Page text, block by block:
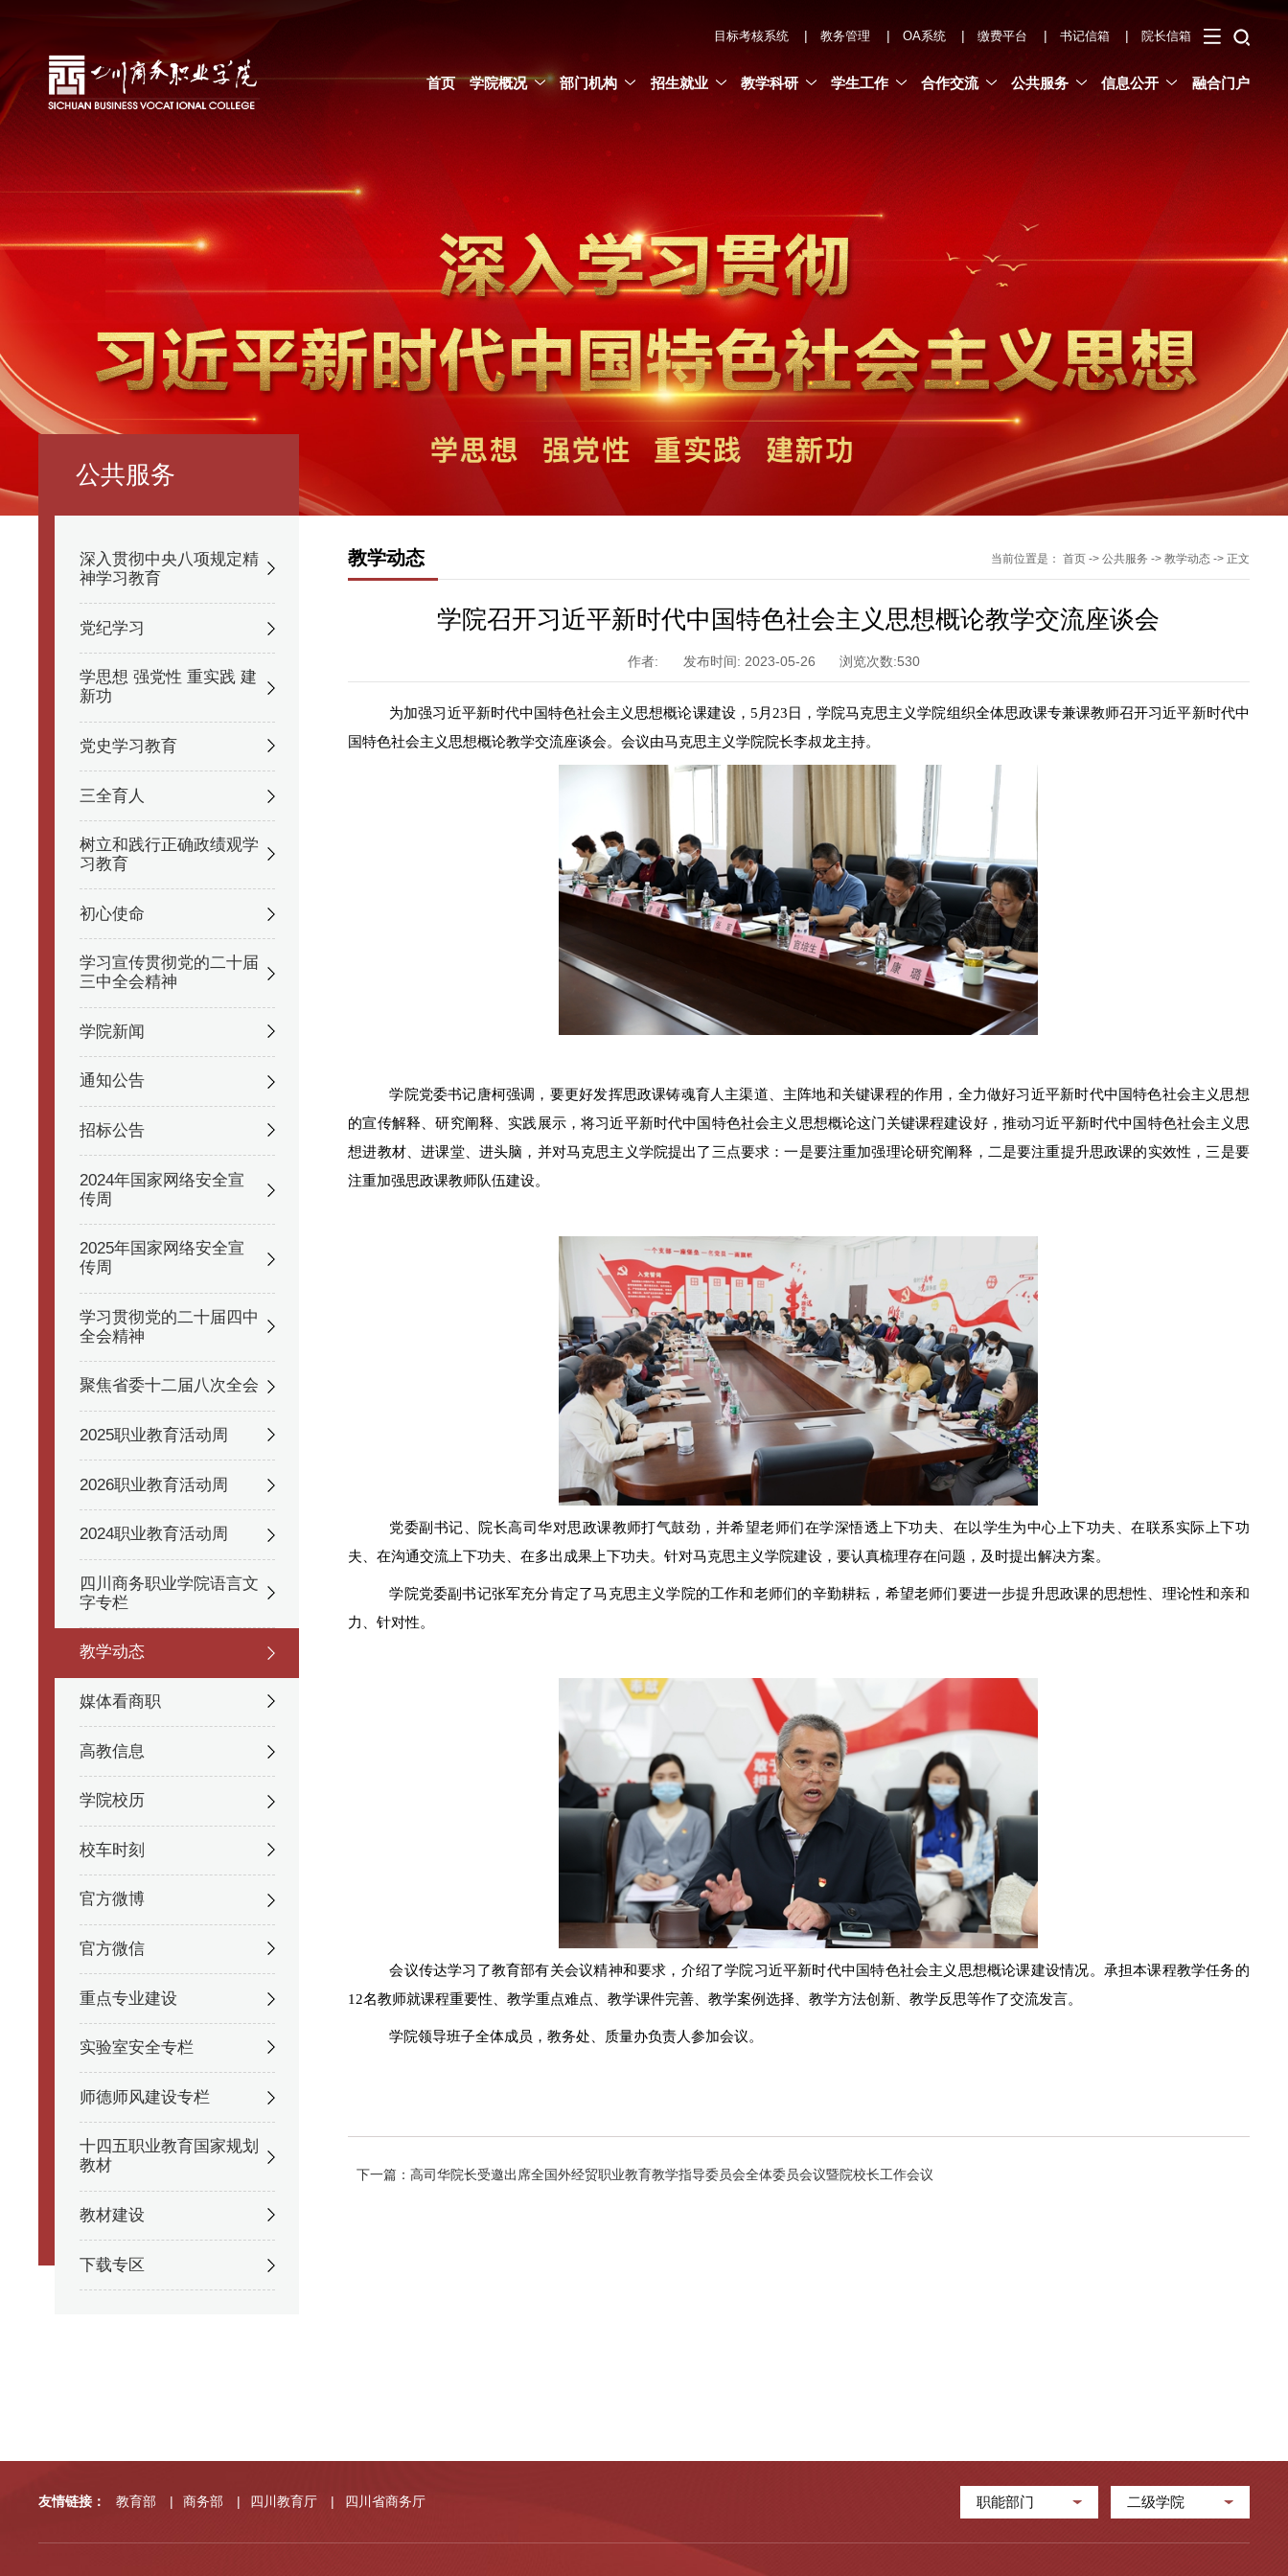
目标考核系统 | 教务管理 | OA系统 | 缴费平台 | 书记信箱 | 院长信箱
首页 学院概况 部门机构 招生就业 教学科研 学生工作 合作交流 公共服务 信息公开 融合门户
公共服务
深入贯彻中央八项规定精
神学习教育
党纪学习
学思想 强党性 重实践 建
新功
党史学习教育
三全育人
树立和践行正确政绩观学
习教育
初心使命
学习宣传贯彻党的二十届
三中全会精神
学院新闻
通知公告
招标公告
2024年国家网络安全宣
传周
2025年国家网络安全宣
传周
学习贯彻党的二十届四中
全会精神
聚焦省委十二届八次全会
2025职业教育活动周
2026职业教育活动周
2024职业教育活动周
四川商务职业学院语言文
字专栏
教学动态
媒体看商职
高教信息
学院校历
校车时刻
官方微博
官方微信
重点专业建设
实验室安全专栏
师德师风建设专栏
十四五职业教育国家规划
教材
教材建设
下载专区
教学动态 当前位置是： 首页-> 公共服务 -> 教学动态-> 正文
学院召开习近平新时代中国特色社会主义思想概论教学交流座谈会
作者: 发布时间: 2023-05-26 浏览次数:530
为加强习近平新时代中国特色社会主义思想概论课建设， 5月23日，学院马克思主义学院组织全体思政课专兼课教师召开习近平新时代中
国特色社会主义思想概论教学交流座谈会。会议由马克思主义学院院长李叔龙主持。
学院党委书记唐柯强调，要更好发挥思政课铸魂育人主渠道、主阵地和关键课程的作用，全力做好习近平新时代中国特色社会主义思想
的宣传解释、研究阐释、实践展示，将习近平新时代中国特色社会主义思想概论这门关键课程建设好，推动习近平新时代中国特色社会主义思
想进教材、进课堂、进头脑，并对马克思主义学院提出了三点要求：一是要注重加强理论研究阐释 ， 二是要注重提升思政课的实效性 ， 三是要
注重加强思政课教师队伍建设。
党委副书记、院长高司华对思政课教师打气鼓劲，并希望老师们在学深悟透上下功夫、在以学生为中心上下功夫、在联系实际上下功
夫、在沟通交流上下功夫、在多出成果上下功夫。针对马克思主义学院建设，要认真梳理存在问题，及时提出解决方案。
学院党委副书记张军充分肯定了马克思主义学院的工作和老师们的辛勤耕耘，希望老师们要进一步提升思政课的思想性、理论性和亲和
力、针对性。
会议传达学习了教育部有关会议精神和要求，介绍了学院习近平新时代中国特色社会主义思想概论课建设情况。承担本课程教学任务的
12名教师就课程重要性、教学重点难点、教学课件完善、教学案例选择、教学方法创新、教学反思等作了交流发言。
学院领导班子全体成员，教务处、质量办负责人参加会议。
下一篇：高司华院长受邀出席全国外经贸职业教育教学指导委员会全体委员会议暨院校长工作会议
友情链接： 教育部 商务部 四川教育厅 四川省商务厅 职能部门 二级学院